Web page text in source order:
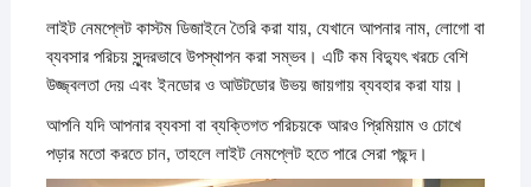
লাইট নেমপ্লেট কাস্টম ডিজাইনে তৈরি করা যায়, যেখানে আপনার নাম, লোগো বা
ব্যবসার পরিচয় সুন্দরভাবে উপস্থাপন করা সম্ভব। এটি কম বিদ্যুৎ খরচে বেশি
উজ্জ্বলতা দেয় এবং ইনডোর ও আউটডোর উভয় জায়গায় ব্যবহার করা যায়।
আপনি যদি আপনার ব্যবসা বা ব্যক্তিগত পরিচয়কে আরও প্রিমিয়াম ও চোখে
পড়ার মতো করতে চান, তাহলে লাইট নেমপ্লেট হতে পারে সেরা পছন্দ।